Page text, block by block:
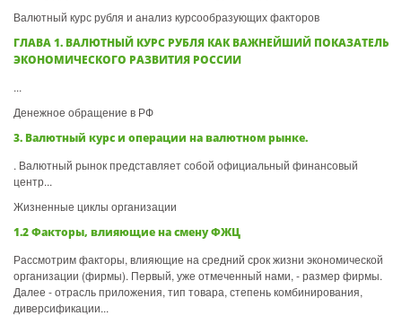
Валютный курс рубля и анализ курсообразующих факторов
ГЛАВА 1. ВАЛЮТНЫЙ КУРС РУБЛЯ КАК ВАЖНЕЙШИЙ ПОКАЗАТЕЛЬ
ЭКОНОМИЧЕСКОГО РАЗВИТИЯ РОССИИ
...
Денежное обращение в РФ
3. Валютный курс и операции на валютном рынке.
. Валютный рынок представляет собой официальный финансовый
центр...
Жизненные циклы организации
1.2 Факторы, влияющие на смену ФЖЦ
Рассмотрим факторы, влияющие на средний срок жизни экономической
организации (фирмы). Первый, уже отмеченный нами, - размер фирмы.
Далее - отрасль приложения, тип товара, степень комбинирования,
диверсификации...